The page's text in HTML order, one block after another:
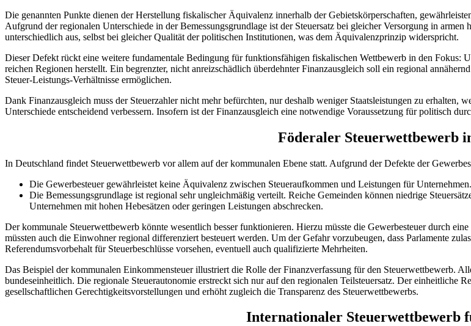
Die genannten Punkte dienen der Herstellung fiskalischer Äquivalenz innerhalb der Gebietskörperschaften,
Aufgrund der regionalen Unterschiede in der Bemessungsgrundlage ist der Steuersatz bei gleicher Versorgung in
unterschiedlich aus, selbst bei gleicher Qualität der politischen Institutionen, was dem Äquivalenzprinzip widerspricht.
Dieser Defekt rückt eine weitere fundamentale Bedingung für funktionsfähigen fiskalischen Wettbewerb in den Fokus:
reichen Regionen herstellt. Ein begrenzter, nicht anreizschädlich überdehnter Finanzausgleich soll ein regional
Steuer-Leistungs-Verhältnisse ermöglichen.
Dank Finanzausgleich muss der Steuerzahler nicht mehr befürchten, nur deshalb weniger Staatsleistungen zu
Unterschiede entscheidend verbessern. Insofern ist der Finanzausgleich eine notwendige Voraussetzung für politisch
Föderaler Steuerwettbewerb
In Deutschland findet Steuerwettbewerb vor allem auf der kommunalen Ebene statt. Aufgrund der Defekte der
Die Gewerbesteuer gewährleistet keine Äquivalenz zwischen Steueraufkommen und Leistungen für Unternehmen.
Die Bemessungsgrundlage ist regional sehr ungleichmäßig verteilt. Reiche Gemeinden können niedrige
Unternehmen mit hohen Hebesätzen oder geringen Leistungen abschrecken.
Der kommunale Steuerwettbewerb könnte wesentlich besser funktionieren. Hierzu müsste die Gewerbesteuer durch
müssten auch die Einwohner regional differenziert besteuert werden. Um der Gefahr vorzubeugen, dass Parlamente
Referendumsvorbehalt für Steuerbeschlüsse vorsehen, eventuell auch qualifizierte Mehrheiten.
Das Beispiel der kommunalen Einkommensteuer illustriert die Rolle der Finanzverfassung für den Steuerwettbewerb.
bundeseinheitlich. Die regionale Steuerautonomie erstreckt sich nur auf den regionalen Teilsteuersatz. Der einheitliche
gesellschaftlichen Gerechtigkeitsvorstellungen und erhöht zugleich die Transparenz des Steuerwettbewerbs.
Internationaler Steuerwettbewerb